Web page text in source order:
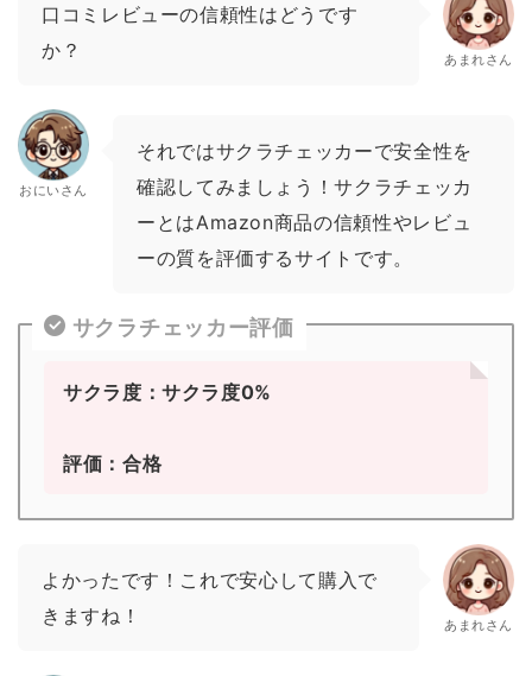
口コミレビューの信頼性はどうです
か？
あまれさん
おにいさん
それではサクラチェッカーで安全性を
確認してみましょう！サクラチェッカ
ーとはAmazon商品の信頼性やレビュ
ーの質を評価するサイトです。
サクラチェッカー評価
サクラ度：サクラ度0%
評価：合格
よかったです！これで安心して購入で
きますね！
あまれさん